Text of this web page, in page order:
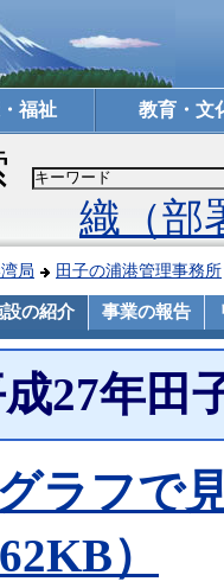
福祉 教育・文
織（部
局 田子の浦港管理事務所
設の紹介 事業の報告
27年田
グラフで
）